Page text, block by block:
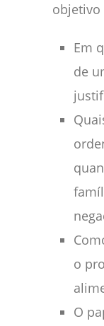
objetivo
Em
de
o
O